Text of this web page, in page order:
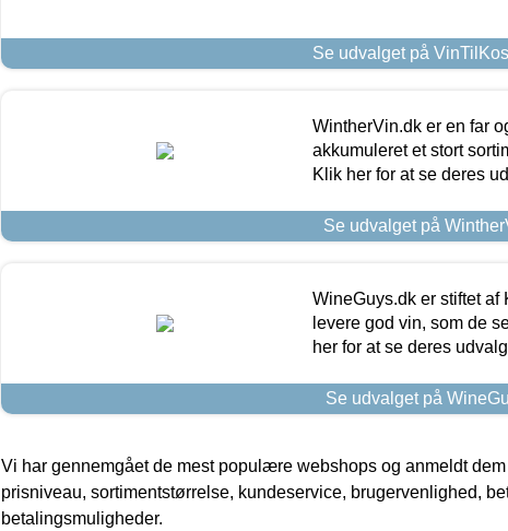
Se udvalget på
WintherVin.dk er en far
akkumuleret et stort
Klik her for at se deres
Se udvalget på
WineGuys.dk er stiftet af
levere god vin, som de
her for at se deres
Se udvalget på
Vi har gennemgået de mest populære webshops og anmeldt
prisniveau, sortimentstørrelse, kundeservice, brugervenlighed,
betalingsmuligheder.